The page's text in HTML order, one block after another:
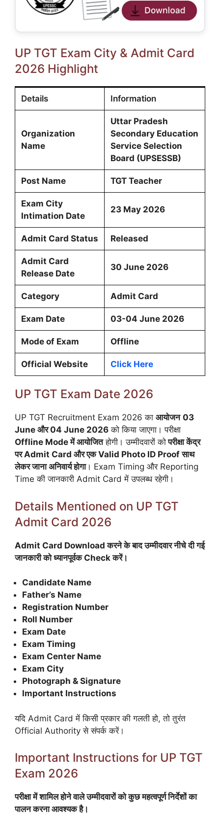
UP TGT Exam City & Admit Card
2026 Highlight
Details Information
Organization
Name
Uttar Pradesh
Secondary Education
Service Selection
Board (UPSESSB)
Post Name TGT Teacher
Exam City
Intimation Date
23 May 2026
Admit Card Status Released
Admit Card
Release Date
30 June 2026
Category Admit Card
Exam Date 03-04 June 2026
Mode of Exam Offline
Official Website Click Here
UP TGT Exam Date 2026
UP TGT Recruitment Exam 2026 का आयोजन 03
June और 04 June 2026 को किया जाएगा। परीक्षा
Offline Mode में आयोजितहोगी। उम्मीदवारों कोपरीक्षा केंद्र
पर Admit Card और एक Valid Photo ID Proof साथ
लेकर जाना अनिवार्य होगा। Exam Timing और Reporting
Time की जानकारी Admit Card में उपलब्ध रहेगी।
Details Mentioned on UP TGT
Admit Card 2026
Admit Card Download करने के बाद उम्मीदवार नीचे दी गई
जानकारी को ध्यानपूर्वक Check करें।
Candidate Name
Father’s Name
Registration Number
Roll Number
Exam Date
Exam Timing
Exam Center Name
Exam City
Photograph & Signature
Important Instructions
यदि Admit Card में किसी प्रकार की गलती हो, तो तुरंत
Official Authority से संपर्क करें।
Important Instructions for UP TGT
Exam 2026
परीक्षा में शामिल होने वाले उम्मीदवारों को कुछ महत्वपूर्ण निर्देशों का
पालन करना आवश्यक है।